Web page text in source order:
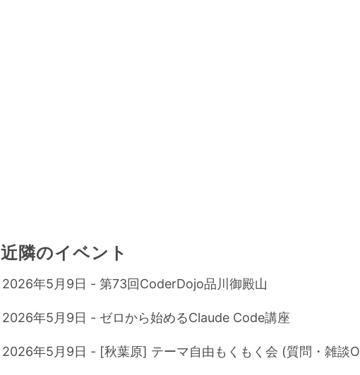
近隣のイベント
2026年5月9日 - 第73回CoderDojo品川御殿山
2026年5月9日 - ゼロから始めるClaude Code講座
2026年5月9日 - [秋葉原] テーマ自由もくもく会 (質問・雑談